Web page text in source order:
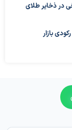
در ذخایر طلای